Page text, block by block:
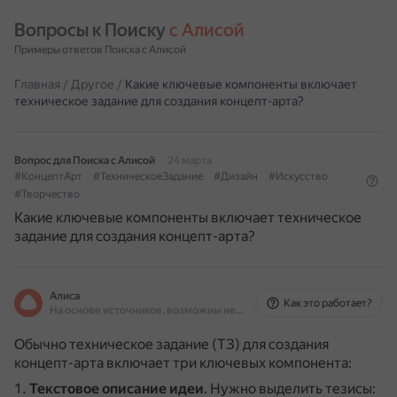
Вопросы к Поиску с Алисой
Примеры ответов Поиска с Алисой
Главная / Другое / Какие ключевые компоненты включает
техническое задание для создания концепт-арта?
Вопрос для Поиска с Алисой
24 марта
#КонцептАрт
#ТехническоеЗадание #Дизайн
#Искусство
#Творчество
Какие ключевые компоненты включает техническое
задание для создания концепт-арта?
Алиса
На основе источников, возможны неточности
Как это работает?
Обычно техническое задание (ТЗ) для создания
концепт-арта включает три ключевых компонента:
Текстовое описание идеи. Нужно выделить тезисы: